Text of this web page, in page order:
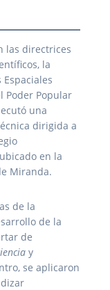
las directrices
la
Poder Popular
una
dirigida a
en la
Miranda.
de la
de la
de
y
se aplicaron